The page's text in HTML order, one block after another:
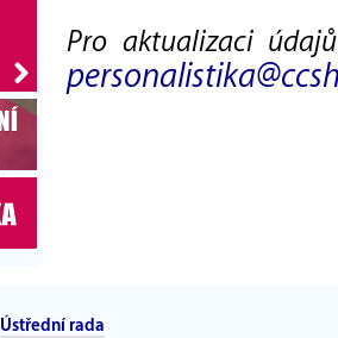
Pro aktualizaci
Ústřední rada